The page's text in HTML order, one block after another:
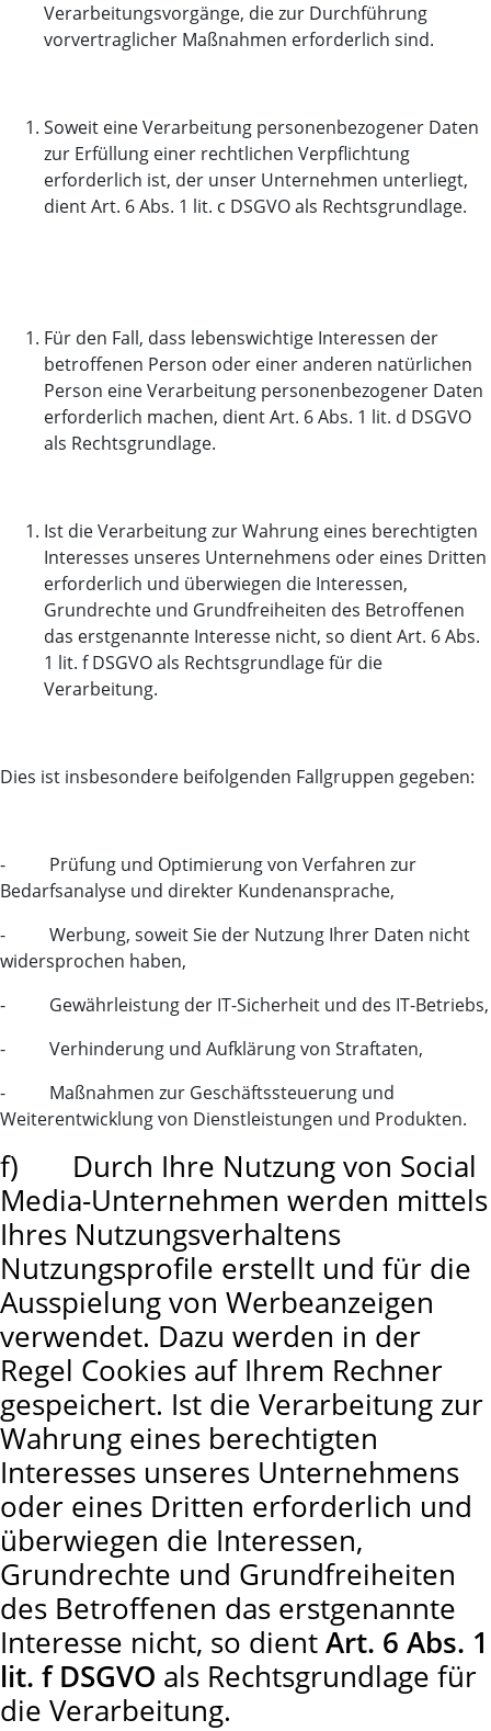
Verarbeitungsvorgänge, die zur Durchführung
vorvertraglicher Maßnahmen erforderlich sind.
Soweit eine Verarbeitung personenbezogener Daten
zur Erfüllung einer rechtlichen Verpflichtung
erforderlich ist, der unser Unternehmen unterliegt,
dient Art. 6 Abs. 1 lit. c DSGVO als Rechtsgrundlage.
Für den Fall, dass lebenswichtige Interessen der
betroffenen Person oder einer anderen natürlichen
Person eine Verarbeitung personenbezogener Daten
erforderlich machen, dient Art. 6 Abs. 1 lit. d DSGVO
als Rechtsgrundlage.
Ist die Verarbeitung zur Wahrung eines berechtigten
Interesses unseres Unternehmens oder eines Dritten
erforderlich und überwiegen die Interessen,
Grundrechte und Grundfreiheiten des Betroffenen
das erstgenannte Interesse nicht, so dient Art. 6 Abs.
1 lit. f DSGVO als Rechtsgrundlage für die
Verarbeitung.
Dies ist insbesondere beifolgenden Fallgruppen gegeben:
- Prüfung und Optimierung von Verfahren zur
Bedarfsanalyse und direkter Kundenansprache,
- Werbung, soweit Sie der Nutzung Ihrer Daten nicht
widersprochen haben,
- Gewährleistung der IT-Sicherheit und des IT-Betriebs,
- Verhinderung und Aufklärung von Straftaten,
- Maßnahmen zur Geschäftssteuerung und
Weiterentwicklung von Dienstleistungen und Produkten.
f) Durch Ihre Nutzung von Social
Media-Unternehmen werden mittels
Ihres Nutzungsverhaltens
Nutzungsprofile erstellt und für die
Ausspielung von Werbeanzeigen
verwendet. Dazu werden in der
Regel Cookies auf Ihrem Rechner
gespeichert. Ist die Verarbeitung zur
Wahrung eines berechtigten
Interesses unseres Unternehmens
oder eines Dritten erforderlich und
überwiegen die Interessen,
Grundrechte und Grundfreiheiten
des Betroffenen das erstgenannte
Interesse nicht, so dientArt. 6 Abs. 1
lit. f DSGVO als Rechtsgrundlage für
die Verarbeitung.